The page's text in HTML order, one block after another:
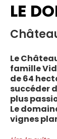
LE
Le
famille
de 64
succéder
plus
Le
vignes